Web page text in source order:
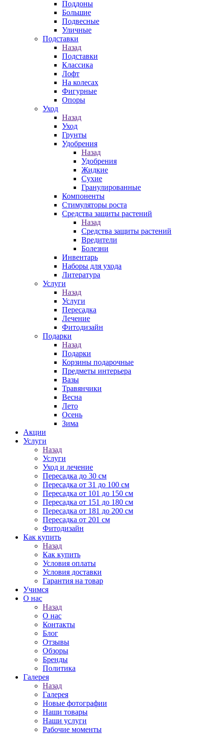
Поддоны
Большие
Подвесные
Уличные
Подставки
Назад
Подставки
Классика
Лофт
На колесах
Фигурные
Опоры
Уход
Назад
Уход
Грунты
Удобрения
Назад
Удобрения
Жидкие
Сухие
Гранулированные
Компоненты
Стимуляторы роста
Средства защиты растений
Назад
Средства защиты растений
Вредители
Болезни
Инвентарь
Наборы для ухода
Литература
Услуги
Назад
Услуги
Пересадка
Лечение
Фитодизайн
Подарки
Назад
Подарки
Корзины подарочные
Предметы интерьера
Вазы
Травянчики
Весна
Лето
Осень
Зима
Акции
Услуги
Назад
Услуги
Уход и лечение
Пересадка до 30 см
Пересадка от 31 до 100 см
Пересадка от 101 до 150 см
Пересадка от 151 до 180 см
Пересадка от 181 до 200 см
Пересадка от 201 см
Фитодизайн
Как купить
Назад
Как купить
Условия оплаты
Условия доставки
Гарантия на товар
Учимся
О нас
Назад
О нас
Контакты
Блог
Отзывы
Обзоры
Бренды
Политика
Галерея
Назад
Галерея
Новые фотографии
Наши товары
Наши услуги
Рабочие моменты